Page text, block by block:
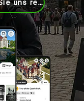
Lassen Sie uns reden